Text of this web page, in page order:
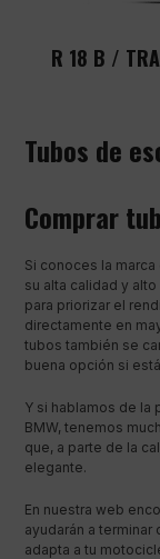
R 18 B /
Tubos de
Comprar
Si conoces la
su alta calidad y
para priorizar el
directamente en
tubos también se
buena opción si
Y si hablamos de la
BMW, tenemos
que, a parte de la
elegante.
En nuestra web
ayudarán a
adapta a tu